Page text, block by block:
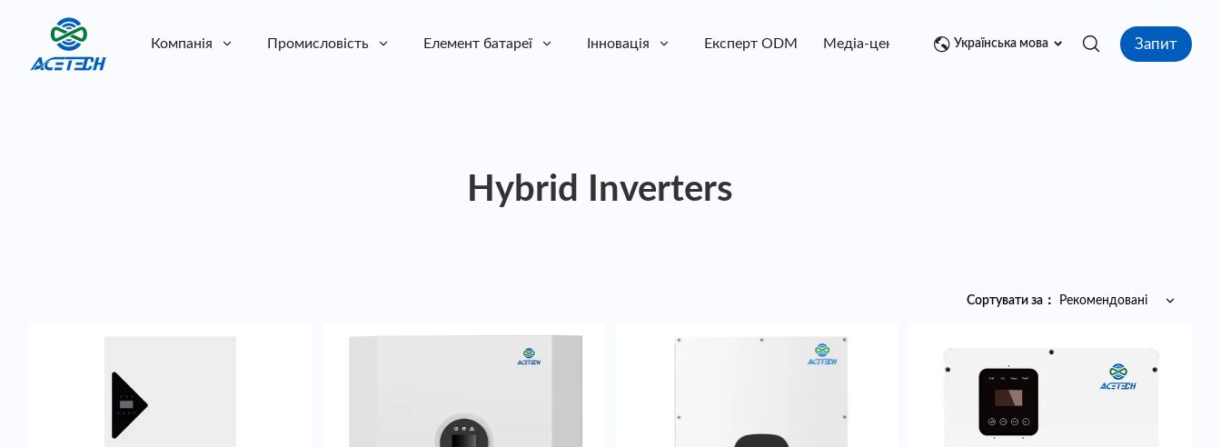
Компанія Промисловість Елемент батареї Інновація Експерт ODM Медіа-центр контакт
Українська мова Запит
Hybrid Inverters
Сортувати за ： Рекомендовані